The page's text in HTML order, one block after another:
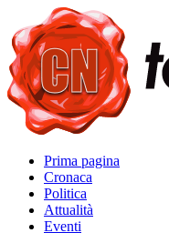
Prima pagina
Cronaca
Politica
Attualità
Eventi